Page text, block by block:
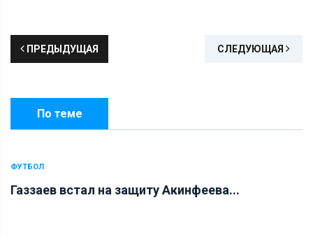
ПРЕДЫДУЩАЯ СЛЕДУЮЩАЯ
По теме
ФУТБОЛ
Газзаев встал на защиту Акинфеева...